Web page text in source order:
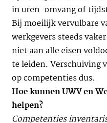
in uren-omvang of
Bij moeilijk vervulbare
werkgevers steeds
niet aan alle eisen
te leiden. Verschuiving
op competenties dus.
Hoe kunnen UWV en
helpen?
Competenties